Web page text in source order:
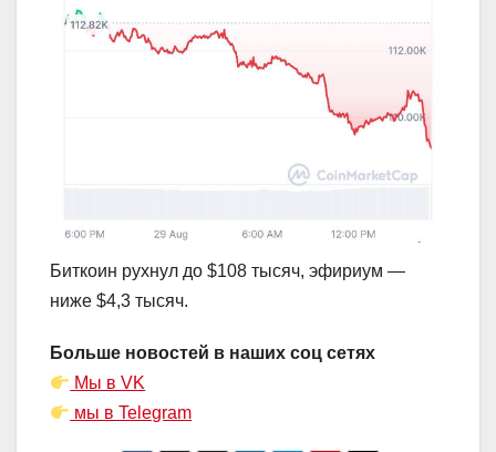
Биткоин рухнул до $108 тысяч, эфириум —
ниже $4,3 тысяч.
Больше новостей в наших соц сетях
Мы в VK
мы в Telegram